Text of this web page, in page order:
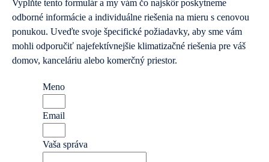
Vyplňte tento formulár a my vám čo najskôr poskytneme
odborné informácie a individuálne riešenia na mieru s cenovou
ponukou. Uveďte svoje špecifické požiadavky, aby sme vám
mohli odporučiť najefektívnejšie klimatizačné riešenia pre váš
domov, kanceláriu alebo komerčný priestor.
Meno
Email
Vaša správa